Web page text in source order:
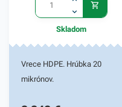
Skladom
Vrece HDPE. Hrúbka 20
mikrónov.